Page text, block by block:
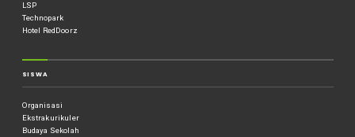
LSP
Technopark
Hotel RedDoorz
SISWA
Organisasi
Ekstrakurikuler
Budaya Sekolah